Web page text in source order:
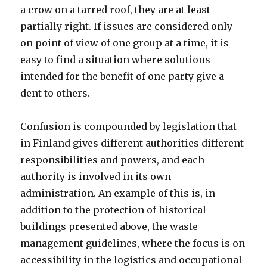
a crow on a tarred roof, they are at least
partially right. If issues are considered only
on point of view of one group at a time, it is
easy to find a situation where solutions
intended for the benefit of one party give a
dent to others.
Confusion is compounded by legislation that
in Finland gives different authorities different
responsibilities and powers, and each
authority is involved in its own
administration. An example of this is, in
addition to the protection of historical
buildings presented above, the waste
management guidelines, where the focus is on
accessibility in the logistics and occupational